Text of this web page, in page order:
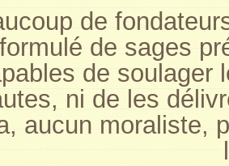
de
de sages
de soulager
ni de les
aucun moraliste,